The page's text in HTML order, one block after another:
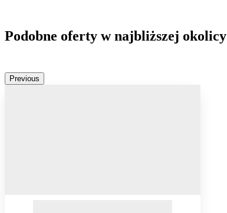
Podobne oferty w najbliższej okolicy
Previous